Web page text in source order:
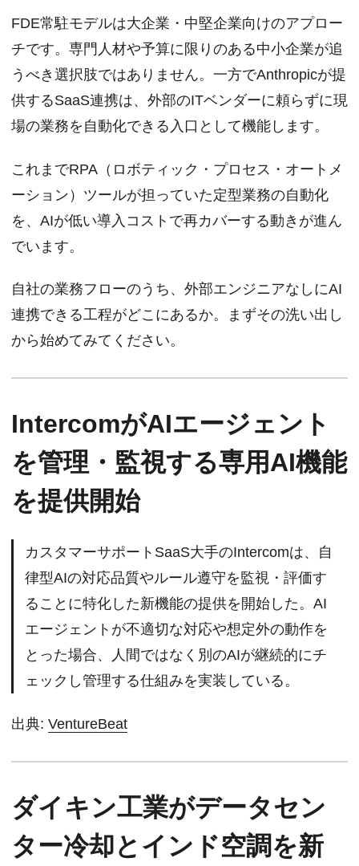
FDE常駐モデルは大企業・中堅企業向けのアプロー
チです。専門人材や予算に限りのある中小企業が追
うべき選択肢ではありません。一方でAnthropicが提
供するSaaS連携は、外部のITベンダーに頼らずに現
場の業務を自動化できる入口として機能します。
これまでRPA（ロボティック・プロセス・オートメ
ーション）ツールが担っていた定型業務の自動化
を、AIが低い導入コストで再カバーする動きが進ん
でいます。
自社の業務フローのうち、外部エンジニアなしにAI
連携できる工程がどこにあるか。まずその洗い出し
から始めてみてください。
IntercomがAIエージェント
を管理・監視する専用AI機能
を提供開始
カスタマーサポートSaaS大手のIntercomは、自
律型AIの対応品質やルール遵守を監視・評価す
ることに特化した新機能の提供を開始した。AI
エージェントが不適切な対応や想定外の動作を
とった場合、人間ではなく別のAIが継続的にチ
ェックし管理する仕組みを実装している。
出典: VentureBeat
ダイキン工業がデータセン
ター冷却とインド空調を新